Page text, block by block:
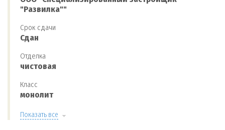
"Развилка""
Срок сдачи
Сдан
Отделка
чистовая
Класс
монолит
Показать все